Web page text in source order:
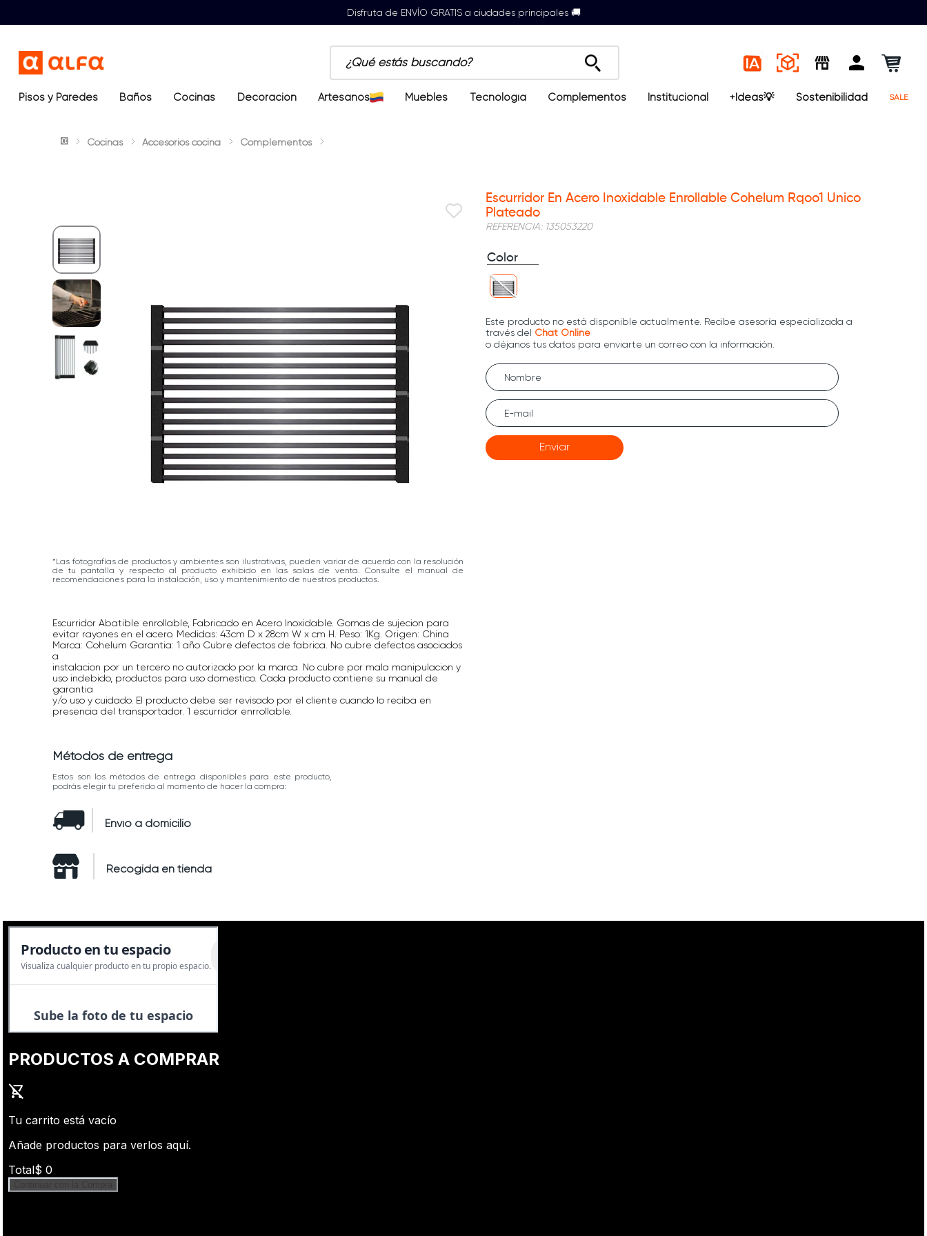
Disfruta de ENVÍO GRATIS a ciudades principales 🚚
¿Qué estás buscando?
Términos más buscados
2. sanitario
Pisos y Paredes Baños Cocinas Decoración Artesanos Muebles Tecnología Complementos Institucional +Ideas💡 Sostenibilidad SALE
Cocinas Accesorios cocina Complementos
*Las fotografías de productos y ambientes son ilustrativas, pueden variar de acuerdo con la resolución
de tu pantalla y respecto al producto exhibido en las salas de venta. Consulte el manual de
recomendaciones para la instalación, uso y mantenimiento de nuestros productos.
Escurridor Abatible enrollable, Fabricado en Acero Inoxidable. Gomas de sujecion para
evitar rayones en el acero. Medidas: 43cm D x 28cm W x cm H. Peso: 1Kg. Origen: China
Marca: Cohelum Garantia: 1 año Cubre defectos de fabrica. No cubre defectos asociados
a
instalacion por un tercero no autorizado por la marca. No cubre por mala manipulacion y
uso indebido, productos para uso domestico. Cada producto contiene su manual de
garantia
y/o uso y cuidado. El producto debe ser revisado por el cliente cuando lo reciba en
presencia del transportador. 1 escurridor enrrollable.
Escurridor En Acero Inoxidable Enrollable Cohelum Rqoo1 Unico
Plateado
REFERENCIA: 135053220
Color
Enviar
Métodos de entrega
Estos son los métodos de entrega disponibles para este producto,
podrás elegir tu preferido al momento de hacer la compra:
Envío a domicilio
Recogida en tienda